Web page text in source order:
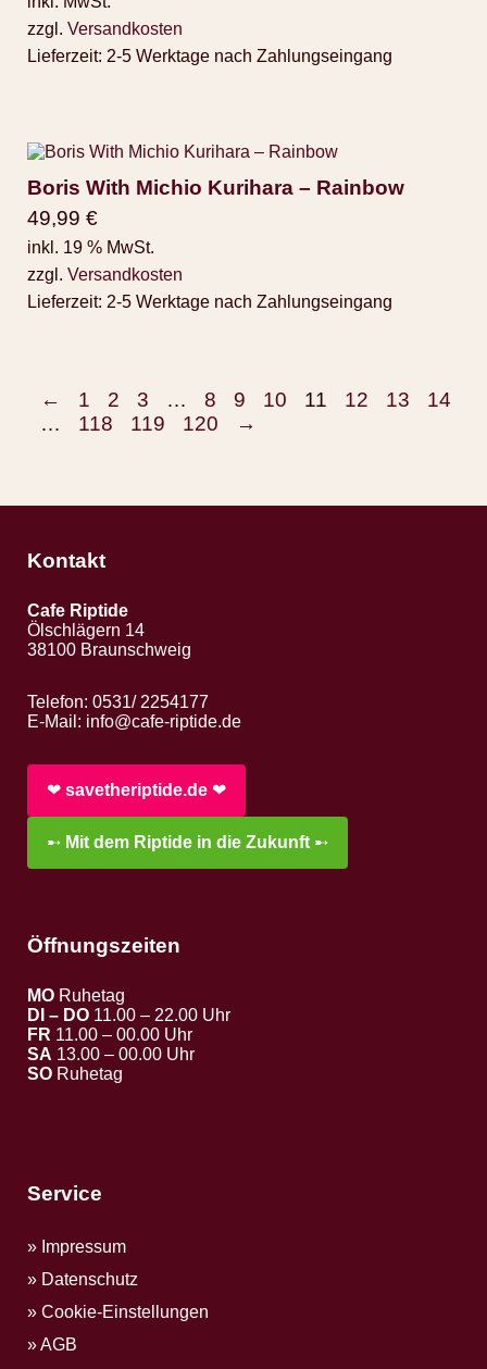
zzgl. Versandkosten
Lieferzeit: 2-5 Werktage nach Zahlungseingang
Boris With Michio Kurihara ‎– Rainbow
49,99 €
inkl. 19 % MwSt.
zzgl. Versandkosten
Lieferzeit: 2-5 Werktage nach Zahlungseingang
← 1 2 3 … 8 9 10 11 12 13
14
…
118 119 120 →
Kontakt
Cafe Riptide
Ölschlägern 14
38100 Braunschweig
Telefon: 0531/ 2254177
E-Mail: info@cafe-riptide.de
❤︎ savetheriptide.de ❤︎
➸ Mit dem Riptide in die Zukunft ➸
Öffnungszeiten
MO Ruhetag
DI – DO 11.00 – 22.00 Uhr
FR 11.00 – 00.00 Uhr
SA 13.00 – 00.00 Uhr
SO Ruhetag
Service
Impressum
Datenschutz
Cookie-Einstellungen
AGB